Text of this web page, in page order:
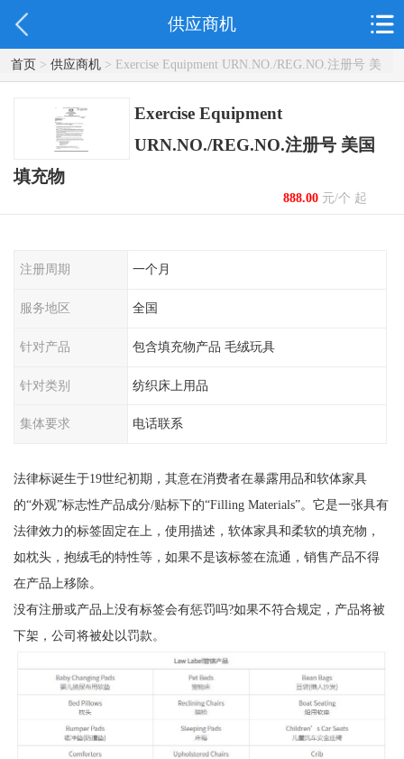
供应商机
首页> 供应商机> Exercise Equipment URN.NO./REG.NO.注册号 美
国填充物
Exercise Equipment
URN.NO./REG.NO.注册号 美国
填充物
888.00元/个 起
注册周期 一个月
服务地区 全国
针对产品 包含填充物产品 毛绒玩具
针对类别 纺织床上用品
集体要求 电话联系
法律标诞生于19世纪初期，其意在消费者在暴露用品和软体家具
的“外观”标志性产品成分/贴标下的“Filling Materials”。它是一张具有
法律效力的标签固定在上，使用描述，软体家具和柔软的填充物，
如枕头，抱绒毛的特性等，如果不是该标签在流通，销售产品不得
在产品上移除。
没有注册或产品上没有标签会有惩罚吗?如果不符合规定，产品将被
下架，公司将被处以罚款。